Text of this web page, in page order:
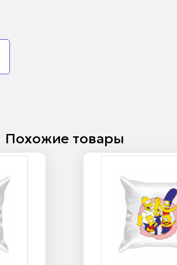
Похожие товары